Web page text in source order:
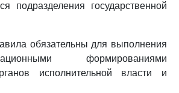
подразделения государственной
обязательны для выполнения
формированиями
исполнительной власти и